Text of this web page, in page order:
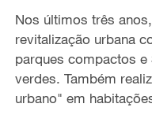
Nos últimos três
revitalização urbana
parques compactos
verdes. Também
urbano" em